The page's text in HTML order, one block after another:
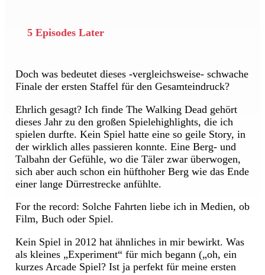
5 Episodes Later
Doch was bedeutet dieses -vergleichsweise- schwache
Finale der ersten Staffel für den Gesamteindruck?
Ehrlich gesagt? Ich finde The Walking Dead gehört
dieses Jahr zu den großen Spielehighlights, die ich
spielen durfte. Kein Spiel hatte eine so geile Story, in
der wirklich alles passieren konnte. Eine Berg- und
Talbahn der Gefühle, wo die Täler zwar überwogen,
sich aber auch schon ein hüfthoher Berg wie das Ende
einer lange Dürrestrecke anfühlte.
For the record: Solche Fahrten liebe ich in Medien, ob
Film, Buch oder Spiel.
Kein Spiel in 2012 hat ähnliches in mir bewirkt. Was
als kleines „Experiment“ für mich begann („oh, ein
kurzes Arcade Spiel? Ist ja perfekt für meine ersten